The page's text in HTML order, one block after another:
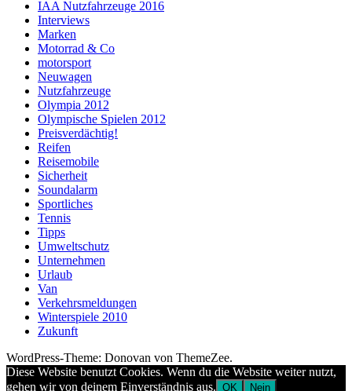
IAA Nutzfahrzeuge 2016
Interviews
Marken
Motorrad & Co
motorsport
Neuwagen
Nutzfahrzeuge
Olympia 2012
Olympische Spielen 2012
Preisverdächtig!
Reifen
Reisemobile
Sicherheit
Soundalarm
Sportliches
Tennis
Tipps
Umweltschutz
Unternehmen
Urlaub
Van
Verkehrsmeldungen
Winterspiele 2010
Zukunft
WordPress-Theme: Donovan von ThemeZee.
Diese Website benutzt Cookies. Wenn du die Website weiter nutzt,
gehen wir von deinem Einverständnis aus. OK Nein